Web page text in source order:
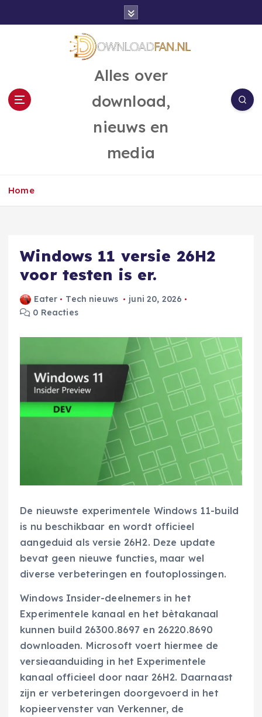
Alles over
download,
nieuws en
media
Home
Windows 11 versie 26H2
voor testen is er.
Eater Tech nieuws
juni 20, 2026
0 Reacties
De nieuwste experimentele Windows 11-build
is nu beschikbaar en wordt officieel
aangeduid als versie 26H2. Deze update
bevat geen nieuwe functies, maar wel
diverse verbeteringen en foutoplossingen.
Windows Insider-deelnemers in het
Experimentele kanaal en het bètakanaal
kunnen build 26300.8697 en 26220.8690
downloaden. Microsoft voert hiermee de
versieaanduiding in het Experimentele
kanaal officieel door naar 26H2. Daarnaast
zijn er verbeteringen doorgevoerd in het
kopieervenster van Verkenner, de